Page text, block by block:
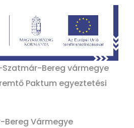
Szatmár-Bereg vármegye
Paktum egyeztetési
Vármegye